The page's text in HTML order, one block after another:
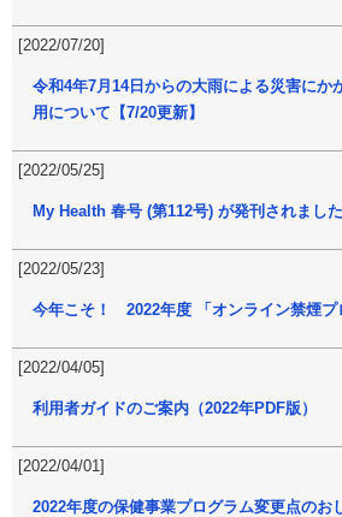
[2022/07/20]
令和4年7月14日からの大雨による災害にか
用について【7/20更新】
[2022/05/25]
My Health 春号 (第112号) が発刊されまし
[2022/05/23]
今年こそ！ 2022年度 「オンライン禁煙プ
[2022/04/05]
利用者ガイドのご案内（2022年PDF版）
[2022/04/01]
2022年度の保健事業プログラム変更点のお